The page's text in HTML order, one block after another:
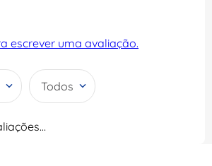
escrever uma avaliação.
Todos